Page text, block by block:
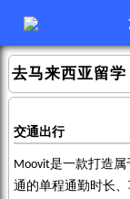
去马来西亚留
交通出行
Moovit是一款打造属
通的单程通勤时长